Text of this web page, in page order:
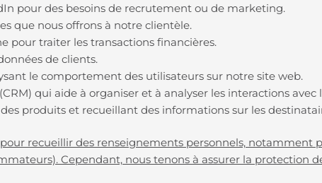
pour des besoins de recrutement ou de marketing.
que nous offrons à notre clientèle.
pour traiter les transactions financières.
de clients.
le comportement des utilisateurs sur notre site web.
qui aide à organiser et à analyser les interactions avec
produits et recueillant des informations sur les
recueillir des renseignements personnels, notamment
Cependant, nous tenons à assurer la protection